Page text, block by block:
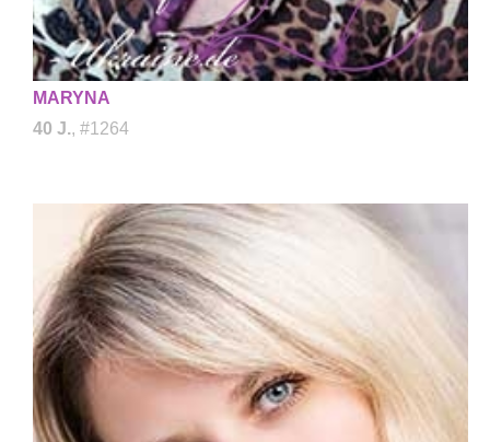
MARYNA
40 J., #1264